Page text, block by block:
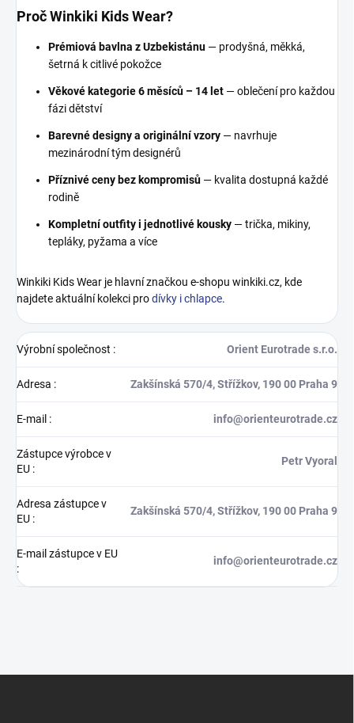
Proč Winkiki Kids Wear?
Prémiová bavlna z Uzbekistánu — prodyšná, měkká,
šetrná k citlivé pokožce
Věkové kategorie 6 měsíců – 14 let — oblečení pro každou
fázi dětství
Barevné designy a originální vzory — navrhuje
mezinárodní tým designérů
Příznivé ceny bez kompromisů — kvalita dostupná každé
rodině
Kompletní outfity i jednotlivé kousky — trička, mikiny,
tepláky, pyžama a více
Winkiki Kids Wear je hlavní značkou e-shopu winkiki.cz, kde
najdete aktuální kolekci prodívky i chlapce.
Výrobní společnost : Orient Eurotrade s.r.o.
Adresa : Zakšínská 570/4, Střížkov, 190 00 Praha 9
E-mail : info@orienteurotrade.cz
Zástupce výrobce v
EU :
Petr Vyoral
Adresa zástupce v
EU :
Zakšínská 570/4, Střížkov, 190 00 Praha 9
E-mail zástupce v EU
:
info@orienteurotrade.cz